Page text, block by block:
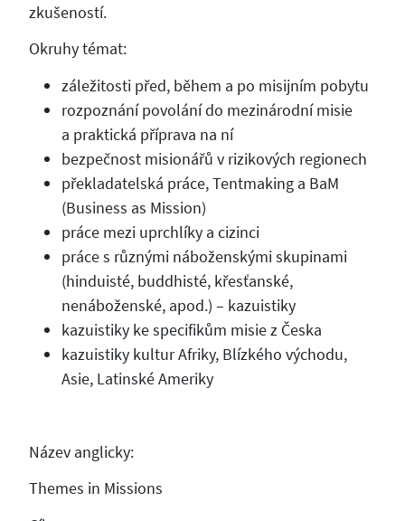
zkušeností.
Okruhy témat:
záležitosti před, během a po misijním pobytu
rozpoznání povolání do mezinárodní misie
a praktická příprava na ní
bezpečnost misionářů v rizikových regionech
překladatelská práce, Tentmaking a BaM
(Business as Mission)
práce mezi uprchlíky a cizinci
práce s různými náboženskými skupinami
(hinduisté, buddhisté, křesťanské,
nenáboženské, apod.) – kazuistiky
kazuistiky ke specifikům misie z Česka
kazuistiky kultur Afriky, Blízkého východu,
Asie, Latinské Ameriky
Název anglicky:
Themes in Missions